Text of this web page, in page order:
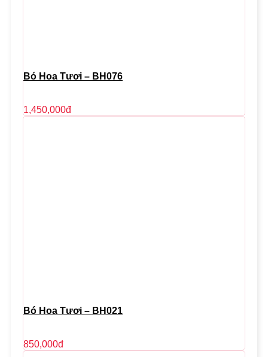
Bó Hoa Tươi – BH076
1,450,000đ
Bó Hoa Tươi – BH021
850,000đ